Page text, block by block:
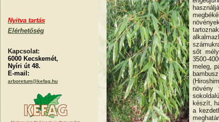
Nyitva tartás
Elérhetőség
Kapcsolat:
6000 Kecskemét,
Nyíri út 48.
E-mail:
arboretum@kefag.hu
sőt
3500-
meleg,
növény
készít,
a